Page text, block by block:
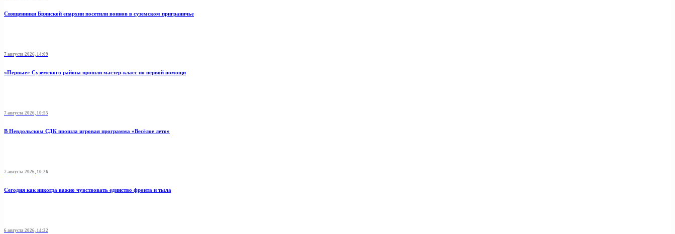
Священники Брянской епархии посетили воинов в суземском приграничье
7 августа 2026, 14:09
«Первые» Суземского района прошли мастер-класс по первой помощи
7 августа 2026, 10:55
В Невдольском СДК прошла игровая программа «Весёлое лето»
7 августа 2026, 10:26
Сегодня как никогда важно чувствовать единство фронта и тыла
6 августа 2026, 14:22